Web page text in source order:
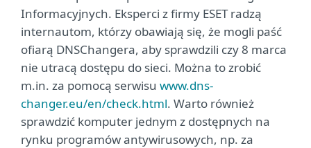
Informacyjnych. Eksperci z firmy ESET radzą
internautom, którzy obawiają się, że mogli paść
ofiarą DNSChangera, aby sprawdzili czy 8 marca
nie utracą dostępu do sieci. Można to zrobić
m.in. za pomocą serwisu www.dns-
changer.eu/en/check.html. Warto również
sprawdzić komputer jednym z dostępnych na
rynku programów antywirusowych, np. za